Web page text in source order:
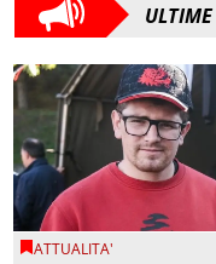
ATTUALITA'